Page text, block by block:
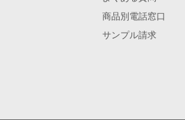
商品別電話窓口
サンプル請求